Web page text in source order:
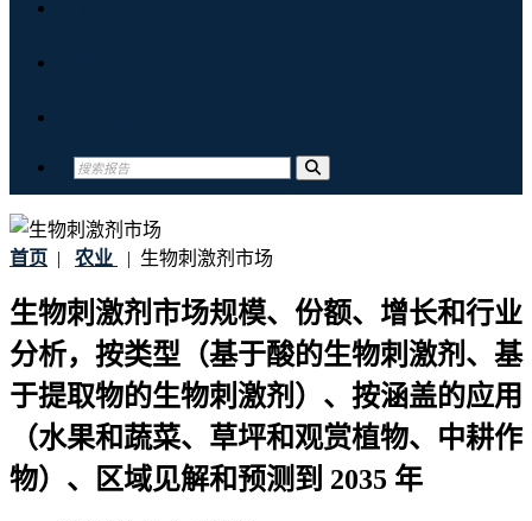
首页 | 农业 | 生物刺激剂市场
生物刺激剂市场规模、份额、增长和行业
分析，按类型（基于酸的生物刺激剂、基
于提取物的生物刺激剂）、按涵盖的应用
（水果和蔬菜、草坪和观赏植物、中耕作
物）、区域见解和预测到 2035 年